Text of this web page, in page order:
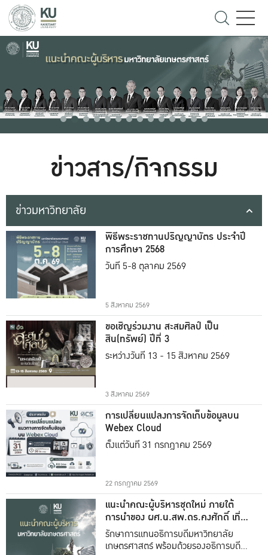
ข่าวสาร/กิจกรรม
ข่าวมหาวิทยาลัย
พิธีพระราชทานปริญญาบัตร ประจำปี
การศึกษา 2568
วันที่ 5-8 ตุลาคม 2569
5 สิงหาคม 2569
ขอเชิญร่วมงาน สะสมศิลป์ เป็น
สิน(ทรัพย์) ปีที่ 3
ระหว่างวันที่ 13 - 15 สิงหาคม 2569
3 สิงหาคม 2569
การเปลี่ยนแปลงการจัดเก็บข้อมูลบน
Webex Cloud
ตั้งแต่วันที่ 31 กรกฎาคม 2569
22 กรกฎาคม 2569
แนะนำคณะผู้บริหารชุดใหม่ ภายใต้
การนำของ ผศ.น.สพ.ดร.คงศักดิ์ เที่ยง
ธรรม
รักษาการแทนอธิการบดีมหาวิทยาลัย
เกษตรศาสตร์ พร้อมด้วยรองอธิการบดีทั้ง